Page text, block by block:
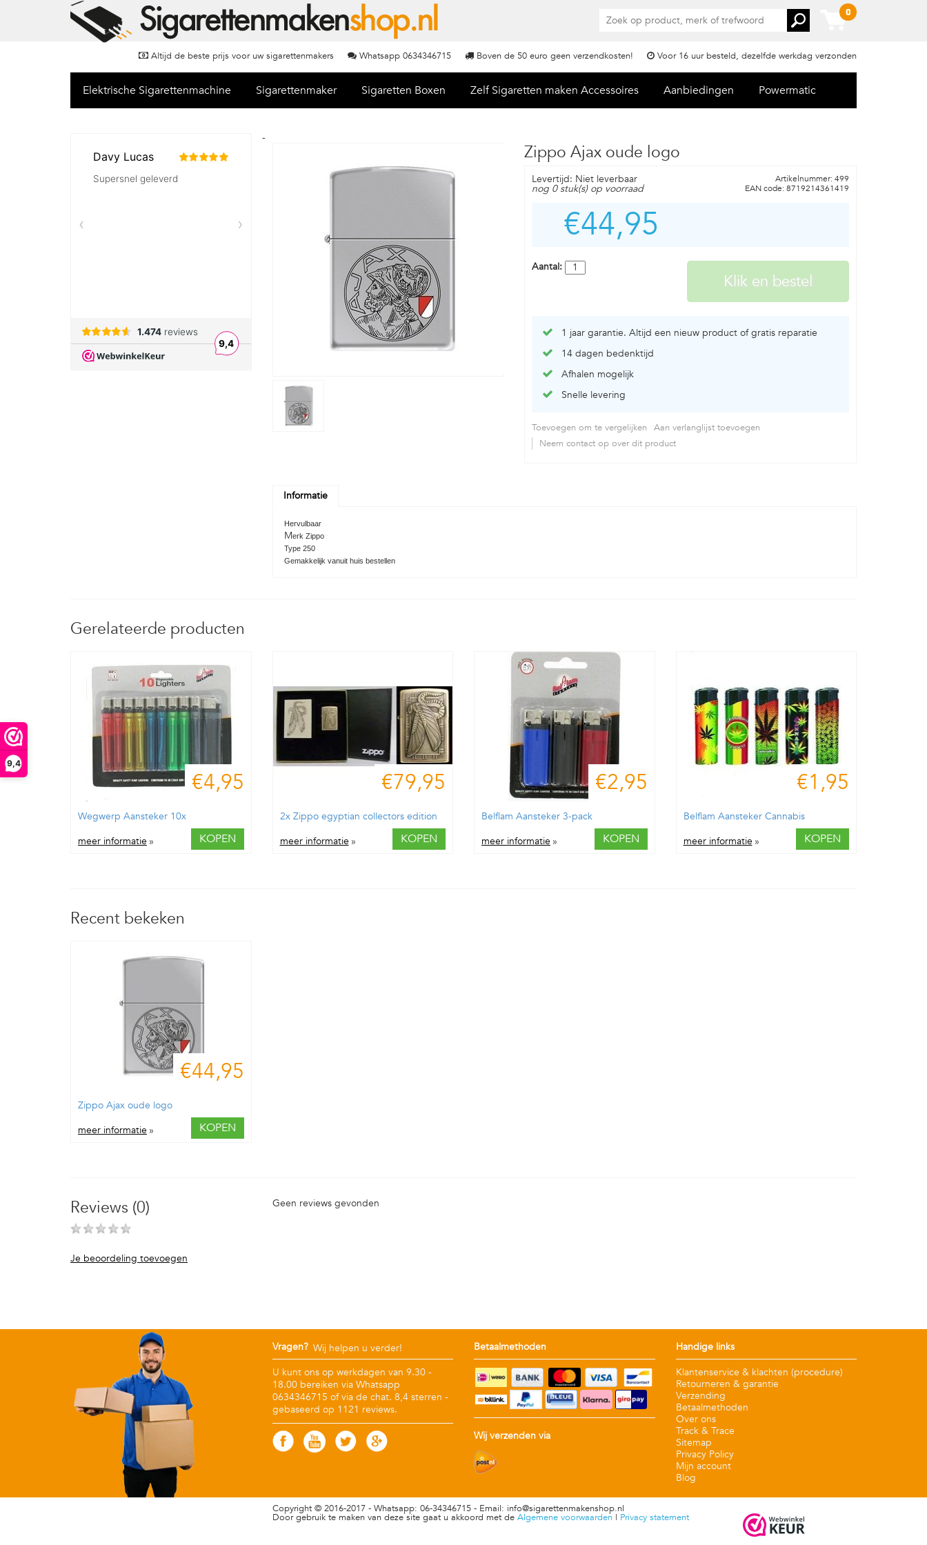
9,4
0
Voor 16 uur besteld, dezelfde werkdag verzonden
Boven de 50 euro geen verzendkosten!
Whatsapp 0634346715
Altijd de beste prijs voor uw sigarettenmakers
Elektrische Sigarettenmachine Sigarettenmaker Sigaretten Boxen Zelf Sigaretten maken Accessoires Aanbiedingen Powermatic
-
Zippo Ajax oude logo
Levertijd: Niet leverbaar
Artikelnummer: 499
EAN code: 8719214361419
nog 0 stuk(s) op voorraad
€44,95
Aantal:
1 jaar garantie. Altijd een nieuw product of gratis reparatie
14 dagen bedenktijd
Afhalen mogelijk
Snelle levering
Toevoegen om te vergelijken
Aan verlanglijst toevoegen
Neem contact op over dit product
Informatie
Hervulbaar
Merk Zippo
Type 250
Gemakkelijk vanuit huis bestellen
Gerelateerde producten
€4,95
Wegwerp Aansteker 10x
meer informatie » KOPEN
€79,95
2x Zippo egyptian collectors edition
meer informatie » KOPEN
€2,95
Belflam Aansteker 3-pack
meer informatie » KOPEN
€1,95
Belflam Aansteker Cannabis
meer informatie » KOPEN
Recent bekeken
€44,95
Zippo Ajax oude logo
meer informatie » KOPEN
Reviews (0)
Je beoordeling toevoegen
Geen reviews gevonden
Vragen? Wij helpen u verder!
U kunt ons op werkdagen van 9.30 -
18.00 bereiken via Whatsapp
0634346715 of via de chat. 8,4 sterren -
gebaseerd op 1121 reviews.
Betaalmethoden
Wij verzenden via
Handige links
Klantenservice & klachten (procedure)
Retourneren & garantie
Verzending
Betaalmethoden
Over ons
Track & Trace
Sitemap
Privacy Policy
Mijn account
Blog
Copyright © 2016-2017 - Whatsapp: 06-34346715 - Email: info@sigarettenmakenshop.nl
Door gebruik te maken van deze site gaat u akkoord met de Algemene voorwaarden| Privacy statement